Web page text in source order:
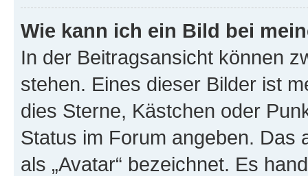
Wie kann ich ein Bild bei
In der Beitragsansicht können
stehen. Eines dieser Bilder ist
dies Sterne, Kästchen oder
Status im Forum angeben. Das
als „Avatar“ bezeichnet. Es